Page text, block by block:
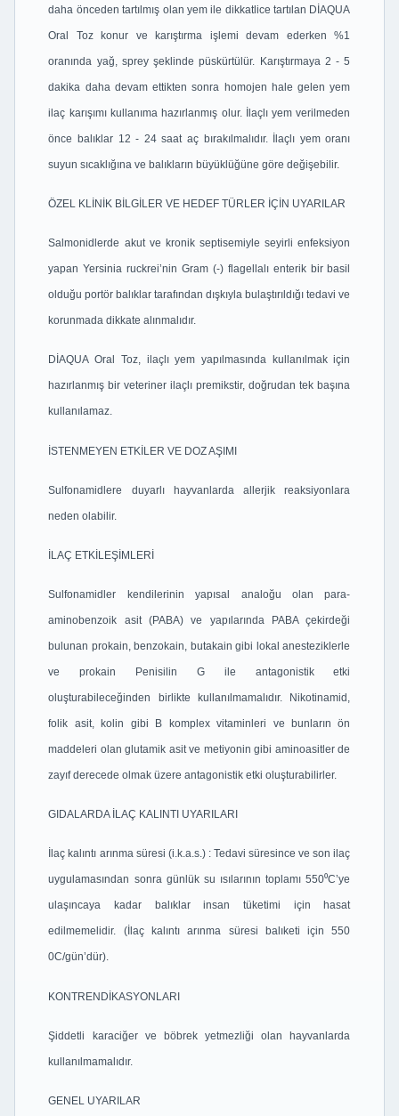
daha önceden tartılmış olan yem ile dikkatlice tartılan DİAQUA
Oral Toz konur ve karıştırma işlemi devam ederken %1
oranında yağ, sprey şeklinde püskürtülür. Karıştırmaya 2 - 5
dakika daha devam ettikten sonra homojen hale gelen yem
ilaç karışımı kullanıma hazırlanmış olur. İlaçlı yem verilmeden
önce balıklar 12 - 24 saat aç bırakılmalıdır. İlaçlı yem oranı
suyun sıcaklığına ve balıkların büyüklüğüne göre değişebilir.
ÖZEL KLİNİK BİLGİLER VE HEDEF TÜRLER İÇİN UYARILAR
Salmonidlerde akut ve kronik septisemiyle seyirli enfeksiyon
yapan Yersinia ruckrei’nin Gram (-) flagellalı enterik bir basil
olduğu portör balıklar tarafından dışkıyla bulaştırıldığı tedavi ve
korunmada dikkate alınmalıdır.
DİAQUA Oral Toz, ilaçlı yem yapılmasında kullanılmak için
hazırlanmış bir veteriner ilaçlı premikstir, doğrudan tek başına
kullanılamaz.
İSTENMEYEN ETKİLER VE DOZ AŞIMI
Sulfonamidlere duyarlı hayvanlarda allerjik reaksiyonlara
neden olabilir.
İLAÇ ETKİLEŞİMLERİ
Sulfonamidler kendilerinin yapısal analoğu olan para-
aminobenzoik asit (PABA) ve yapılarında PABA çekirdeği
bulunan prokain, benzokain, butakain gibi lokal anesteziklerle
ve prokain Penisilin G ile antagonistik etki
oluşturabileceğinden birlikte kullanılmamalıdır. Nikotinamid,
folik asit, kolin gibi B komplex vitaminleri ve bunların ön
maddeleri olan glutamik asit ve metiyonin gibi aminoasitler de
zayıf derecede olmak üzere antagonistik etki oluşturabilirler.
GIDALARDA İLAÇ KALINTI UYARILARI
İlaç kalıntı arınma süresi (i.k.a.s.) : Tedavi süresince ve son ilaç
uygulamasından sonra günlük su ısılarının toplamı 550⁰C’ye
ulaşıncaya kadar balıklar insan tüketimi için hasat
edilmemelidir. (İlaç kalıntı arınma süresi balıketi için 550
0C/gün’dür).
KONTRENDİKASYONLARI
Şiddetli karaciğer ve böbrek yetmezliği olan hayvanlarda
kullanılmamalıdır.
GENEL UYARILAR